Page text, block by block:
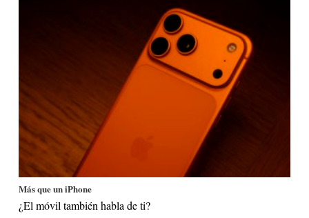
Más que un iPhone
¿El móvil también habla de ti?